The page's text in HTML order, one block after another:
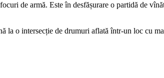
de armă. Este în desfășurare o partidă de
la o intersecție de drumuri aflată într-un loc cu